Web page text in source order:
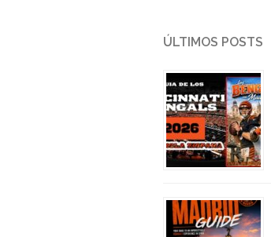
ÚLTIMOS POSTS